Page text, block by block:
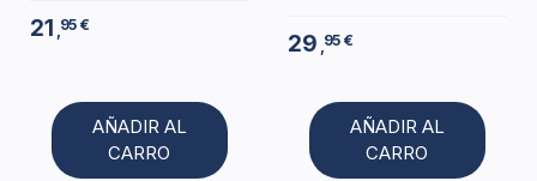
21 95 €
AÑADIR AL
CARRO
29 95 €
AÑADIR AL
CARRO